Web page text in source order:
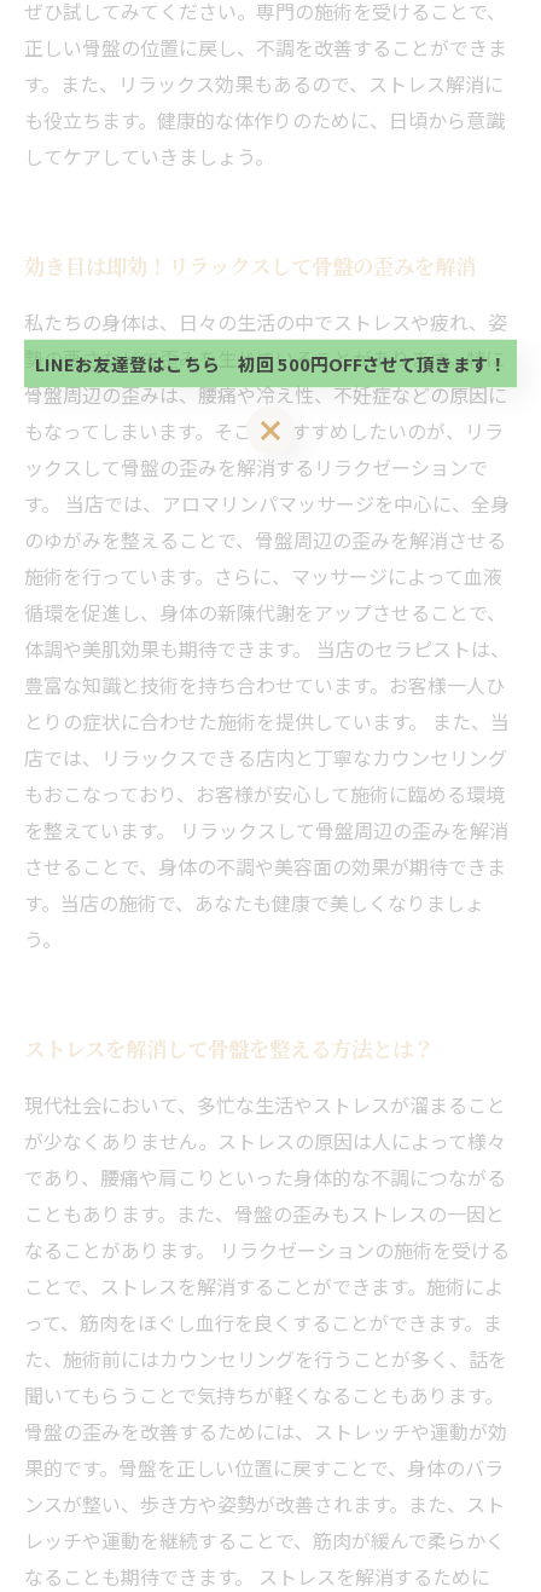
ぜひ試してみてください。専門の施術を受けることで、
正しい骨盤の位置に戻し、不調を改善することができま
す。また、リラックス効果もあるので、ストレス解消に
も役立ちます。健康的な体作りのために、日頃から意識
してケアしていきましょう。
効き目は即効！リラックスして骨盤の歪みを解消
私たちの身体は、日々の生活の中でストレスや疲れ、姿
勢の悪さなどで歪みを生じていることがあります。特に
骨盤周辺の歪みは、腰痛や冷え性、不妊症などの原因に
もなってしまいます。そこでおすすめしたいのが、リラ
ックスして骨盤の歪みを解消するリラクゼーションで
す。 当店では、アロマリンパマッサージを中心に、全身
のゆがみを整えることで、骨盤周辺の歪みを解消させる
施術を行っています。さらに、マッサージによって血液
循環を促進し、身体の新陳代謝をアップさせることで、
体調や美肌効果も期待できます。 当店のセラピストは、
豊富な知識と技術を持ち合わせています。お客様一人ひ
とりの症状に合わせた施術を提供しています。 また、当
店では、リラックスできる店内と丁寧なカウンセリング
もおこなっており、お客様が安心して施術に臨める環境
を整えています。 リラックスして骨盤周辺の歪みを解消
させることで、身体の不調や美容面の効果が期待できま
す。当店の施術で、あなたも健康で美しくなりましょ
う。
ストレスを解消して骨盤を整える方法とは？
現代社会において、多忙な生活やストレスが溜まること
が少なくありません。ストレスの原因は人によって様々
であり、腰痛や肩こりといった身体的な不調につながる
こともあります。また、骨盤の歪みもストレスの一因と
なることがあります。 リラクゼーションの施術を受ける
ことで、ストレスを解消することができます。施術によ
って、筋肉をほぐし血行を良くすることができます。ま
た、施術前にはカウンセリングを行うことが多く、話を
聞いてもらうことで気持ちが軽くなることもあります。
骨盤の歪みを改善するためには、ストレッチや運動が効
果的です。骨盤を正しい位置に戻すことで、身体のバラ
ンスが整い、歩き方や姿勢が改善されます。また、スト
レッチや運動を継続することで、筋肉が緩んで柔らかく
なることも期待できます。 ストレスを解消するために
当サロンの公式LINE@にお友達登録頂いたお客様は
初回 500円OFFさせて頂きます。 既に 追加済の
方、不必要な方 お手数ですが、✖印でお閉じ下さ
い。
LINEお友達登はこちら 初回 500円OFFさせて頂きます！
初回 500円OFFさせて頂きます。 既に 追加済の
い。
LINEお友達登はこちら 初回 500円OFFさせて頂きます！